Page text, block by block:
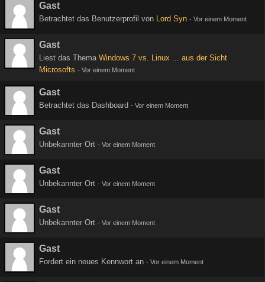
Gast
Betrachtet das Benutzerprofil von Lord Syn - Vor einem Moment
Gast
Liest das Thema Windows 7 vs. Linux ... aus der Sicht
Microsofts - Vor einem Moment
Gast
Betrachtet das Dashboard - Vor einem Moment
Gast
Unbekannter Ort - Vor einem Moment
Gast
Unbekannter Ort - Vor einem Moment
Gast
Unbekannter Ort - Vor einem Moment
Gast
Fordert ein neues Kennwort an - Vor einem Moment